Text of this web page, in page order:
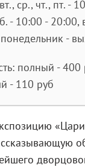
ср., чт., пт. -
- 10:00 - 20:00,
-
полный - 400
- 110 руб